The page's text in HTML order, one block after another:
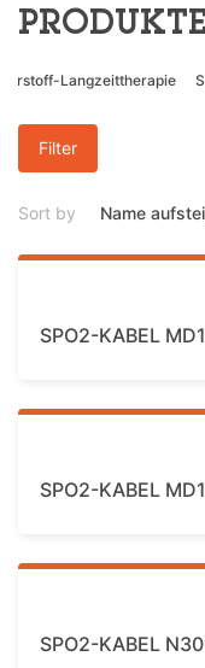
Langzeittherapie
Sort by Name
SPO2-KABEL
SPO2-KABEL
SPO2-KABEL
Filter